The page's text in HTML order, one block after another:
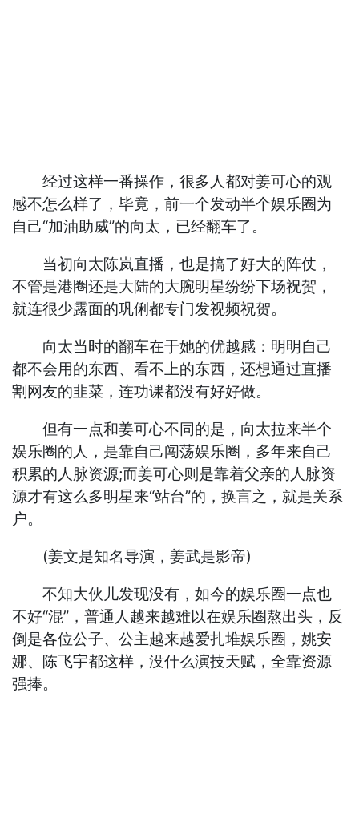
经过这样一番操作，很多人都对姜可心的观
感不怎么样了，毕竟，前一个发动半个娱乐圈为
自己“加油助威”的向太，已经翻车了。
当初向太陈岚直播，也是搞了好大的阵仗，
不管是港圈还是大陆的大腕明星纷纷下场祝贺，
就连很少露面的巩俐都专门发视频祝贺。
向太当时的翻车在于她的优越感：明明自己
都不会用的东西、看不上的东西，还想通过直播
割网友的韭菜，连功课都没有好好做。
但有一点和姜可心不同的是，向太拉来半个
娱乐圈的人，是靠自己闯荡娱乐圈，多年来自己
积累的人脉资源;而姜可心则是靠着父亲的人脉资
源才有这么多明星来“站台”的，换言之，就是关系
户。
(姜文是知名导演，姜武是影帝)
不知大伙儿发现没有，如今的娱乐圈一点也
不好“混”，普通人越来越难以在娱乐圈熬出头，反
倒是各位公子、公主越来越爱扎堆娱乐圈，姚安
娜、陈飞宇都这样，没什么演技天赋，全靠资源
强捧。